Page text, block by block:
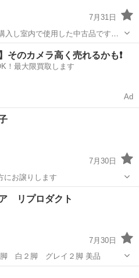
7月31日
入し室内で使用した中古品です。
と造りが雑ですが、使用上の問題
座高
そのカメラ高く売れるかも❗️
！最大限買取します
Ad
7月30日
にお譲りします
椅子 オフィス
リプロダクト
7月30日
白２脚 グレイ２脚 美品